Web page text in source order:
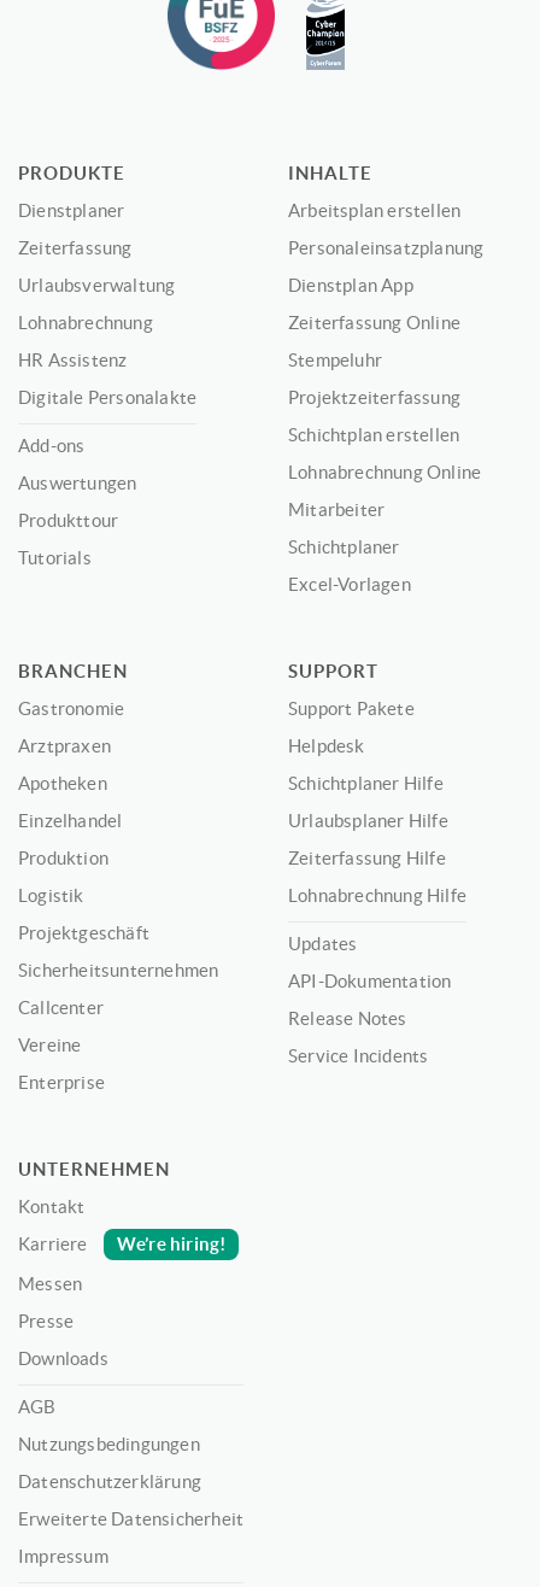
PRODUKTE
Dienstplaner
Zeiterfassung
Urlaubsverwaltung
Lohnabrechnung
HR Assistenz
Digitale Personalakte
Add-ons
Auswertungen
Produkttour
Tutorials
INHALTE
Arbeitsplan erstellen
Personaleinsatzplanung
Dienstplan App
Zeiterfassung Online
Stempeluhr
Projektzeiterfassung
Schichtplan erstellen
Lohnabrechnung Online
Mitarbeiter
Schichtplaner
Excel-Vorlagen
BRANCHEN
Gastronomie
Arztpraxen
Apotheken
Einzelhandel
Produktion
Logistik
Projektgeschäft
Sicherheitsunternehmen
Callcenter
Vereine
Enterprise
SUPPORT
Support Pakete
Helpdesk
Schichtplaner Hilfe
Urlaubsplaner Hilfe
Zeiterfassung Hilfe
Lohnabrechnung Hilfe
Updates
API-Dokumentation
Release Notes
Service Incidents
UNTERNEHMEN
Kontakt
Karriere
We’re hiring!
Messen
Presse
Downloads
AGB
Nutzungsbedingungen
Datenschutzerklärung
Erweiterte Datensicherheit
Impressum